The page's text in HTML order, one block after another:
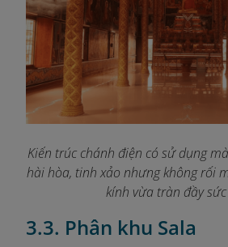
Kiến trúc chánh điện có sử dụng
hài hòa, tinh xảo nhưng không rối
kính vừa tràn đầy
3.3. Phân khu Sala